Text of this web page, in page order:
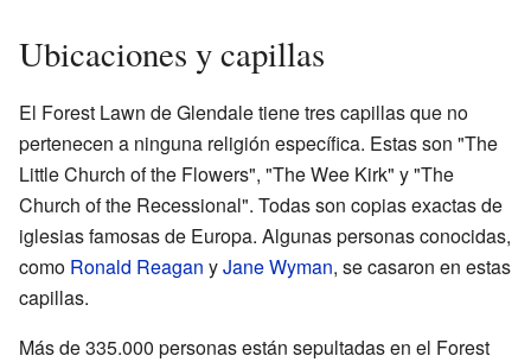
Ubicaciones y capillas
El Forest Lawn de Glendale tiene tres capillas que no
pertenecen a ninguna religión específica. Estas son "The
Little Church of the Flowers", "The Wee Kirk" y "The
Church of the Recessional". Todas son copias exactas de
iglesias famosas de Europa. Algunas personas conocidas,
como Ronald Reagan yJane Wyman, se casaron en estas
capillas.
Más de 335.000 personas están sepultadas en el Forest